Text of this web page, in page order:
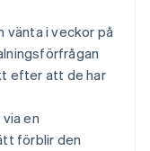
vänta i veckor på
efter att de har
en
förblir den